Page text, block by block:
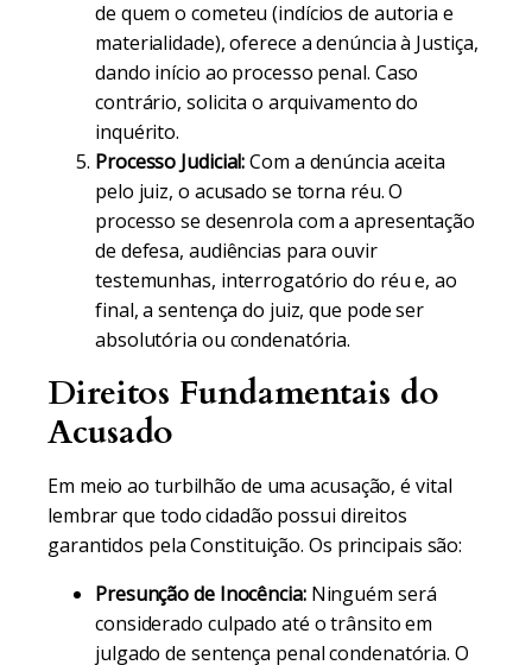
de quem o cometeu (indícios de autoria e
materialidade), oferece a denúncia à Justiça,
dando início ao processo penal. Caso
contrário, solicita o arquivamento do
inquérito.
Processo Judicial:Com a denúncia aceita
pelo juiz, o acusado se torna réu. O
processo se desenrola com a apresentação
de defesa, audiências para ouvir
testemunhas, interrogatório do réu e, ao
final, a sentença do juiz, que pode ser
absolutória ou condenatória.
Direitos Fundamentais do
Acusado
Em meio ao turbilhão de uma acusação, é vital
lembrar que todo cidadão possui direitos
garantidos pela Constituição. Os principais são:
Presunção de Inocência:Ninguém será
considerado culpado até o trânsito em
julgado de sentença penal condenatória. O